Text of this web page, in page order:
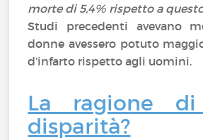
morte di 5,4% rispetto a
Studi precedenti avevano
donne avessero potuto
d’infarto rispetto agli uomini.
La ragione di
disparità?